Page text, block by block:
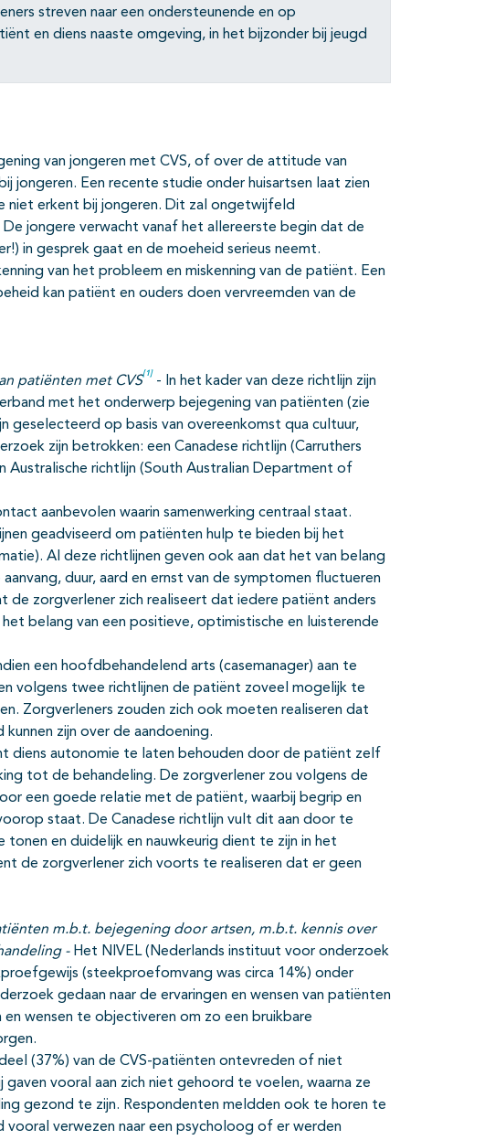
streven naar een ondersteunende en op
en diens naaste omgeving, in het bijzonder bij jeugd
van jongeren met CVS, of over de attitude van
jongeren. Een recente studie onder huisartsen laat zien
niet erkent bij jongeren. Dit zal ongetwijfeld
jongere verwacht vanaf het allereerste begin dat de
in gesprek gaat en de moeheid serieus neemt.
van het probleem en miskenning van de patiënt. Een
kan patiënt en ouders doen vervreemden van de
patiënten met CVS
[1]
- In het kader van deze richtlijn zijn
met het onderwerp bejegening van patiënten (zie
geselecteerd op basis van overeenkomst qua cultuur,
zijn betrokken: een Canadese richtlijn (Carruthers
Australische richtlijn (South Australian Department of
aanbevolen waarin samenwerking centraal staat.
geadviseerd om patiënten hulp te bieden bij het
Al deze richtlijnen geven ook aan dat het van belang
duur, aard en ernst van de symptomen fluctueren
de zorgverlener zich realiseert dat iedere patiënt anders
belang van een positieve, optimistische en luisterende
een hoofdbehandelend arts (casemanager) aan te
volgens twee richtlijnen de patiënt zoveel mogelijk te
Zorgverleners zouden zich ook moeten realiseren dat
zijn over de aandoening.
diens autonomie te laten behouden door de patiënt zelf
tot de behandeling. De zorgverlener zou volgens de
een goede relatie met de patiënt, waarbij begrip en
staat. De Canadese richtlijn vult dit aan door te
en duidelijk en nauwkeurig dient te zijn in het
de zorgverlener zich voorts te realiseren dat er geen
m.b.t. bejegening door artsen, m.b.t. kennis over
- Het NIVEL (Nederlands instituut voor onderzoek
(steekproefomvang was circa 14%) onder
gedaan naar de ervaringen en wensen van patiënten
wensen te objectiveren om zo een bruikbare
(37%) van de CVS-patiënten ontevreden of niet
vooral aan zich niet gehoord te voelen, waarna ze
gezond te zijn. Respondenten meldden ook te horen te
verwezen naar een psycholoog of er werden